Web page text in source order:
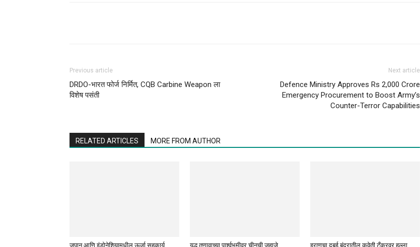
Previous article
DRDO-भारत फोर्ज निर्मित, CQB Carbine Weapon ला
विशेष पसंती
Next article
Defence Ministry Approves Rs 2,000 Crore
Emergency Procurement to Boost Army’s
Counter-Terror Capabilities
RELATED ARTICLES MORE FROM AUTHOR
जपान आणि इंडोनेशियामधील ऊर्जा सहकार्य युद्ध तणावाच्या पार्श्वभूमीवर चीनची जहाजे इराणचा दुबई बंदरातील कुवेती टँकरवर हल्ला